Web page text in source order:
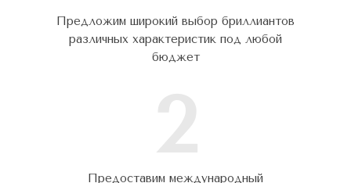
Предложим широкий выбор бриллиантов
различных характеристик под любой
бюджет
Предоставим международный